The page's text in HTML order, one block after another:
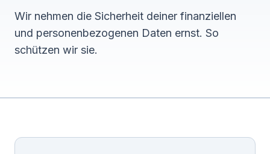
Wir nehmen die Sicherheit deiner finanziellen
und personenbezogenen Daten ernst. So
schützen wir sie.